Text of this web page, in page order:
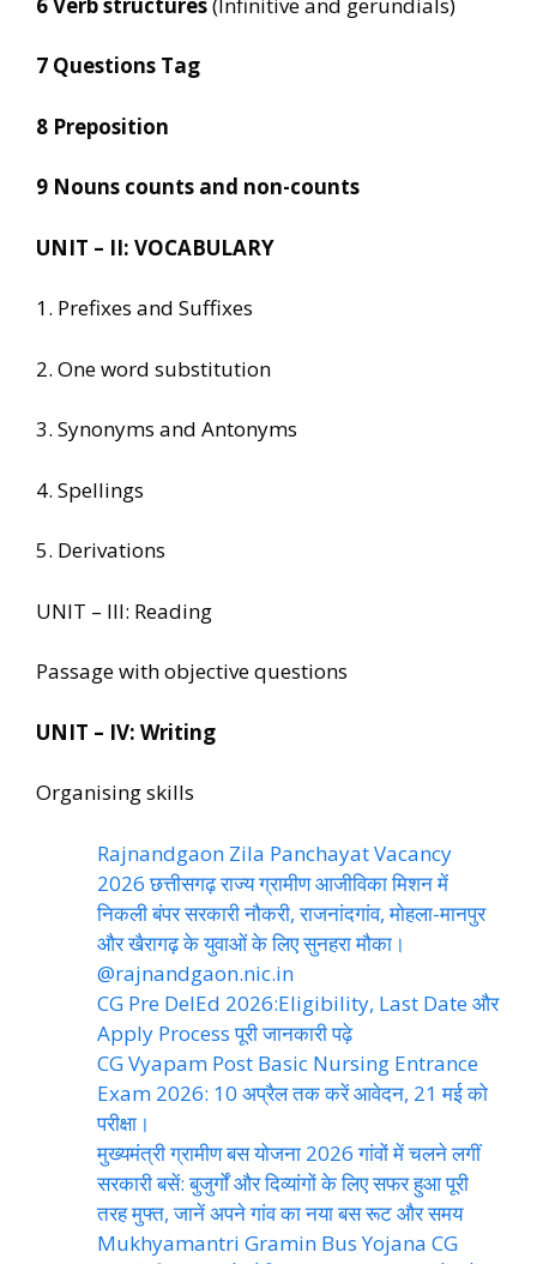
7 Questions Tag
8 Preposition
9 Nouns counts and non-counts
UNIT – II: VOCABULARY
1. Prefixes and Suffixes
2. One word substitution
3. Synonyms and Antonyms
4. Spellings
5. Derivations
UNIT – III: Reading
Passage with objective questions
UNIT – IV: Writing
Organising skills
Rajnandgaon Zila Panchayat Vacancy
2026 छत्तीसगढ़ राज्य ग्रामीण आजीविका मिशन में
निकली बंपर सरकारी नौकरी, राजनांदगांव, मोहला-मानपुर
और खैरागढ़ के युवाओं के लिए सुनहरा मौका।
@rajnandgaon.nic.in
CG Pre DelEd 2026:Eligibility, Last Date और
Apply Process पूरी जानकारी पढ़े
CG Vyapam Post Basic Nursing Entrance
Exam 2026: 10 अप्रैल तक करें आवेदन, 21 मई को
परीक्षा।
मुख्यमंत्री ग्रामीण बस योजना 2026 गांवों में चलने लगीं
सरकारी बसें: बुजुर्गों और दिव्यांगों के लिए सफर हुआ पूरी
तरह मुफ्त, जानें अपने गांव का नया बस रूट और समय
Mukhyamantri Gramin Bus Yojana CG